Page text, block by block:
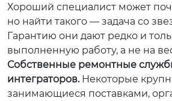
Хороший специалист может
но найти такого — задача со
Гарантию они дают редко и
выполненную работу, а не на
Собственные ремонтные
интеграторов.Некоторые
занимающиеся поставками,